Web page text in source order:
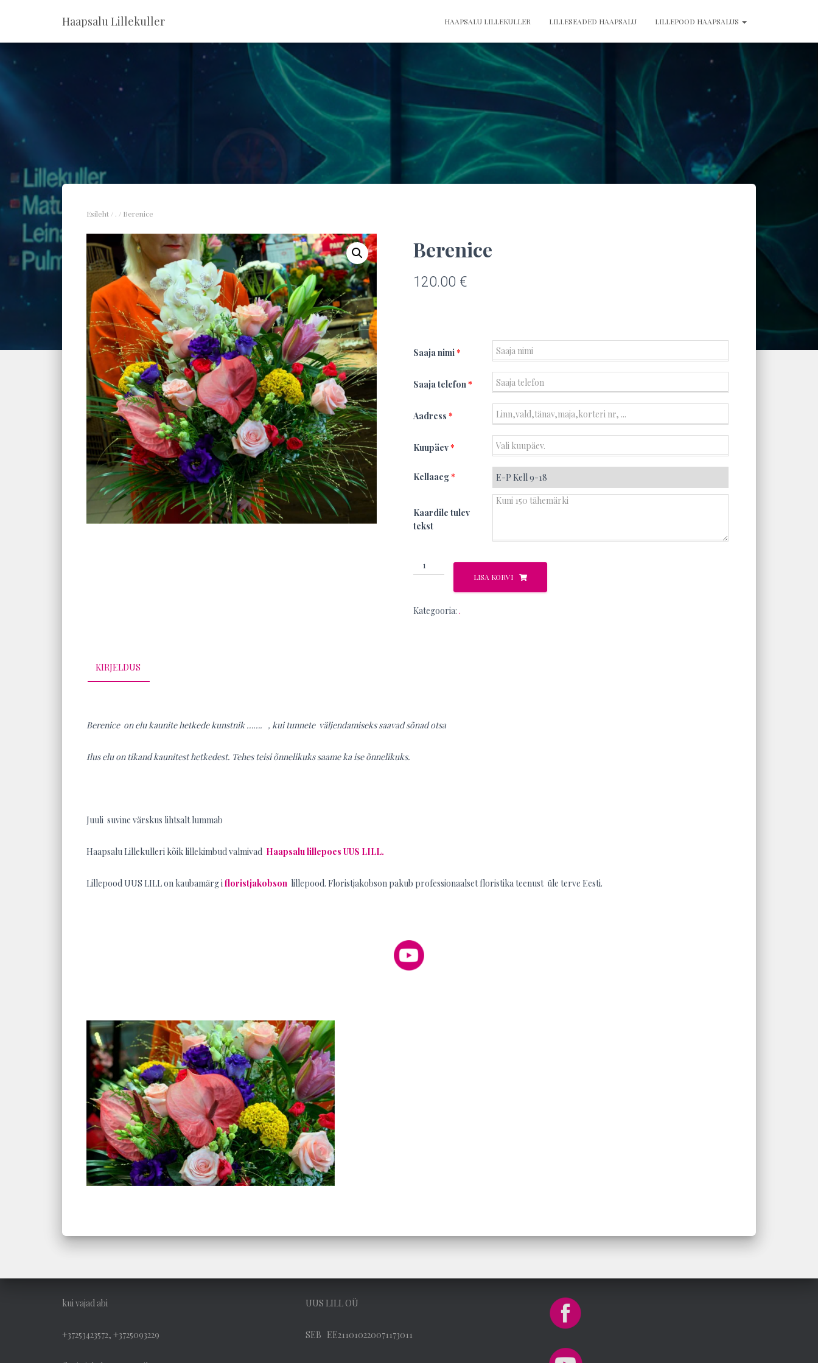
Haapsalu Lillekuller HAAPSALU LILLEKULLER LILLESEADED HAAPSALU LILLEPOOD HAAPSALUS
Esileht / . / Berenice
Berenice
120.00 €
Saaja nimi*
Saaja telefon*
Aadress *
Kuupäev*
Kellaaeg*
Kaardile tulev
tekst
Berenice
kogus
LISA KORVI
Kategooria: .
KIRJELDUS
Berenice on elu kaunite hetkede kunstnik ……. , kui tunnete väljendamiseks saavad sõnad otsa
Ilus elu on tikand kaunitest hetkedest. Tehes teisi õnnelikuks saame ka ise õnnelikuks.
Juuli suvine värskus lihtsalt lummab
Haapsalu Lillekulleri kõik lillekimbud valmivad Haapsalu lillepoes UUS LILL.
Lillepood UUS LILL on kaubamärg ifloristjakobson lillepood. Floristjakobson pakub professionaalset floristika teenust üle terve Eesti.
kui vajad abi
+37253423572, +3725093229
UUS LILL OÜ
SEB EE211010220071173011